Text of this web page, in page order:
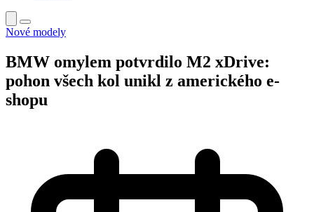
Nové modely
BMW omylem potvrdilo M2 xDrive:
pohon všech kol unikl z amerického e-
shopu